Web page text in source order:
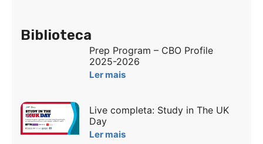
Biblioteca
Prep Program – CBO Profile
2025-2026
Ler mais
Live completa: Study in The UK
Day
Ler mais